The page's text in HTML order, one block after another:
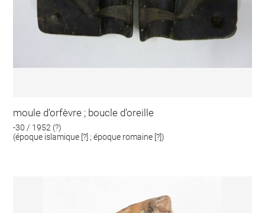
moule d'orfèvre ; boucle d'oreille
-30 / 1952 (?)
(époque islamique [?] ; époque romaine [?])